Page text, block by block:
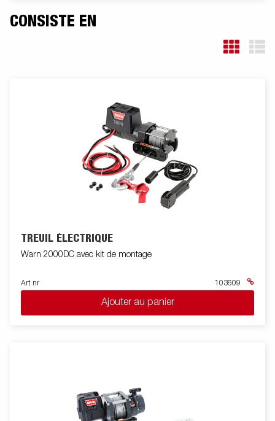
une durée de vie prolongée. Le treuil et la potence de treuil sont
facilement réglables pour s'adapter à votre bateau. La potence
de treuil est également équipée d'une chaine de sécurité
supplémentaire pour transporter votre bateau sur votre
L'ensemble de feu est entièrement étanche, y compris le
connecteur et le faiceau. Les images sont fournies à titre
indicatif uniquement et peuvent ilustrer des équipements en
CONSISTE EN
TREUIL ÉLECTRIQUE
Warn 2000DC avec kit de montage
Art nr 103609
Ajouter au panier